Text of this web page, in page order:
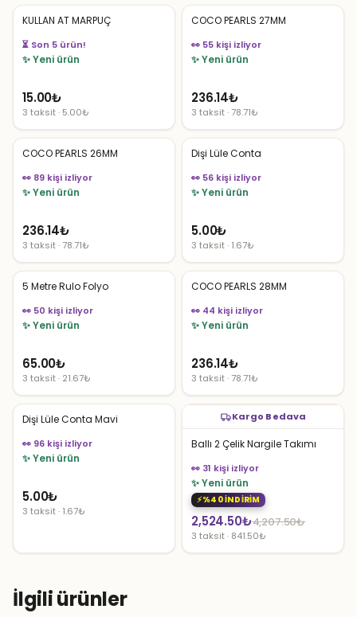
KULLAN AT MARPUÇ
👀 54 kişi izliyor
✨ Yeni ürün
15.00₺
3 taksit · 5.00₺
COCO PEARLS 27MM
👀 55 kişi izliyor
✨ Yeni ürün
236.14₺
3 taksit · 78.71₺
COCO PEARLS 26MM
👀 89 kişi izliyor
✨ Yeni ürün
236.14₺
3 taksit · 78.71₺
Dişi Lüle Conta
👀 56 kişi izliyor
✨ Yeni ürün
5.00₺
3 taksit · 1.67₺
5 Metre Rulo Folyo
👀 50 kişi izliyor
✨ Yeni ürün
65.00₺
3 taksit · 21.67₺
COCO PEARLS 28MM
👀 44 kişi izliyor
✨ Yeni ürün
236.14₺
3 taksit · 78.71₺
Dişi Lüle Conta Mavi
👀 96 kişi izliyor
✨ Yeni ürün
5.00₺
3 taksit · 1.67₺
Kargo Bedava
Ballı 2 Çelik Nargile Takımı
👀 31 kişi izliyor
✨ Yeni ürün
%40 İNDİRİM
4,207.50₺
Orijinal
fiyat:
2,524.50₺
Şu
andaki
3 taksit · 841.50₺
İlgili ürünler